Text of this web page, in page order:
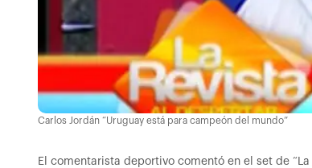
Carlos Jordán “Uruguay está para campeón del mundo”
El comentarista deportivo comentó en el set de